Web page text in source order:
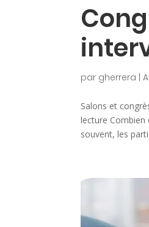
par gherrera |
Salons et
lecture Combien
souvent, les